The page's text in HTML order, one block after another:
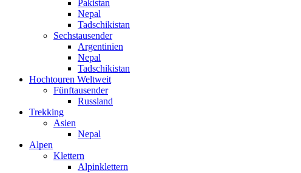
Pakistan
Nepal
Tadschikistan
Sechstausender
Argentinien
Nepal
Tadschikistan
Hochtouren Weltweit
Fünftausender
Russland
Trekking
Asien
Nepal
Alpen
Klettern
Alpinklettern